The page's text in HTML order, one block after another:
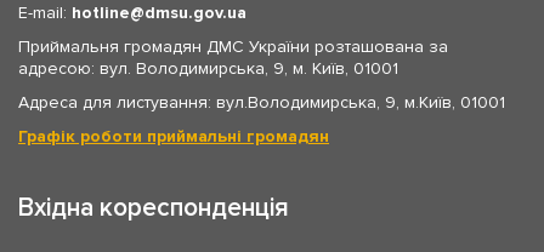
E-mail: hotline
dmsu.gov.ua
Приймальня громадян ДМС України розташована за
адресою: вул. Володимирська, 9, м. Київ, 01001
Адреса для листування: вул.Володимирська, 9, м.Київ, 01001
Графік роботи приймальні громадян
Вхідна кореспонденція